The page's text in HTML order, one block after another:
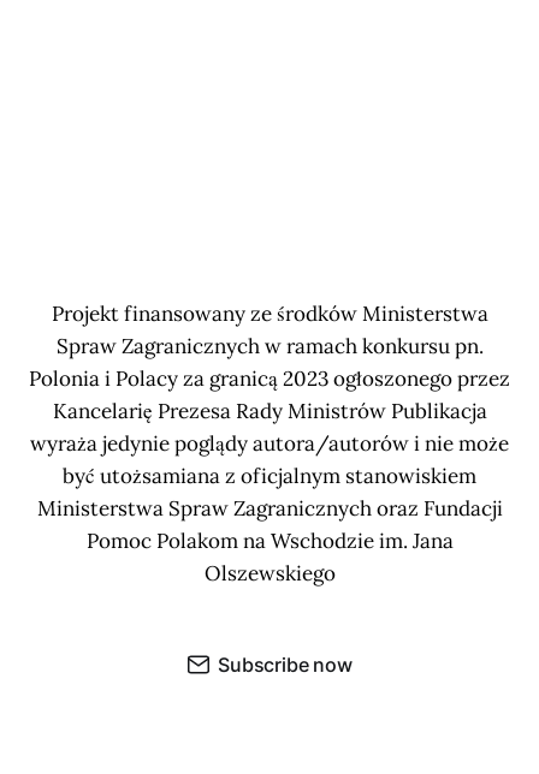
Projekt finansowany ze środków Ministerstwa
Spraw Zagranicznych w ramach konkursu pn.
Polonia i Polacy za granicą 2023 ogłoszonego przez
Kancelarię Prezesa Rady Ministrów Publikacja
wyraża jedynie poglądy autora/autorów i nie może
być utożsamiana z oficjalnym stanowiskiem
Ministerstwa Spraw Zagranicznych oraz Fundacji
Pomoc Polakom na Wschodzie im. Jana
Olszewskiego
Subscribe now